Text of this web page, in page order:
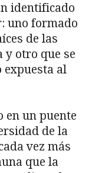
identificado
uno formado
de las
y otro que se
expuesta al
en un puente
de la
vez más
que la